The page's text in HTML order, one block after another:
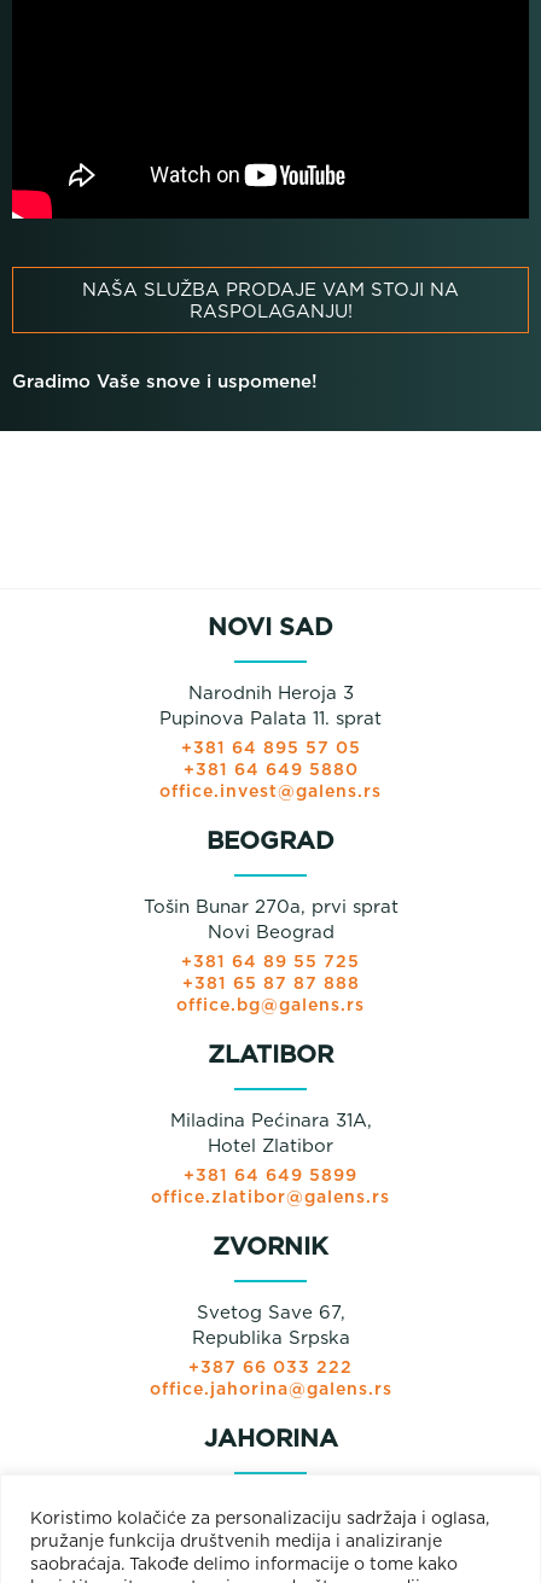
Koristimo kolačiće za personalizaciju sadržaja i oglasa,
pružanje funkcija društvenih medija i analiziranje
saobraćaja. Takođe delimo informacije o tome kako
NAŠA SLUŽBA PRODAJE VAM STOJI NA
RASPOLAGANJU!
Gradimo Vaše snove i uspomene!
NOVI SAD
Narodnih Heroja 3
Pupinova Palata 11. sprat
+381 64 895 57 05
+381 64 649 5880
office.invest@galens.rs
BEOGRAD
Tošin Bunar 270a, prvi sprat
Novi Beograd
+381 64 89 55 725
+381 65 87 87 888
office.bg@galens.rs
ZLATIBOR
Miladina Pećinara 31A,
Hotel Zlatibor
+381 64 649 5899
office.zlatibor@galens.rs
ZVORNIK
Svetog Save 67,
Republika Srpska
+387 66 033 222
office.jahorina@galens.rs
JAHORINA
Olimpijska bb
Jahorina